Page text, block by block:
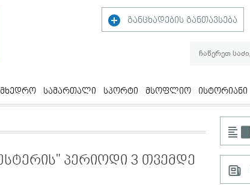
განცხადების განთავსება
სამართალი სპორტი მსოფლიო ისტორიანი
პერიოდი 3 თვემდე